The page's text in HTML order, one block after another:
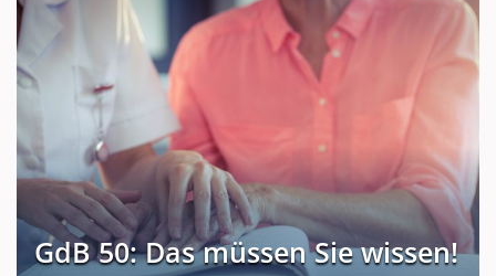
GdB 50: Das müssen Sie wissen!